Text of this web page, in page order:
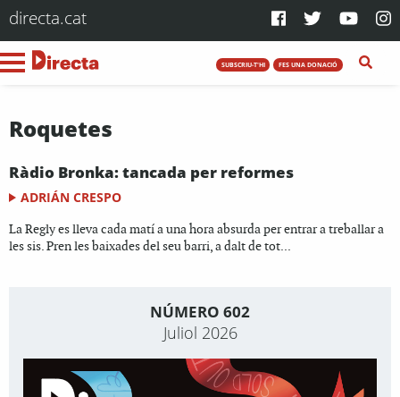
directa.cat
SUBSCRIU-T'HI FES UNA DONACIÓ
Roquetes
Ràdio Bronka: tancada per reformes
ADRIÁN CRESPO
La Regly es lleva cada matí a una hora absurda per entrar a treballar a
les sis. Pren les baixades del seu barri, a dalt de tot...
NÚMERO 602
Juliol 2026